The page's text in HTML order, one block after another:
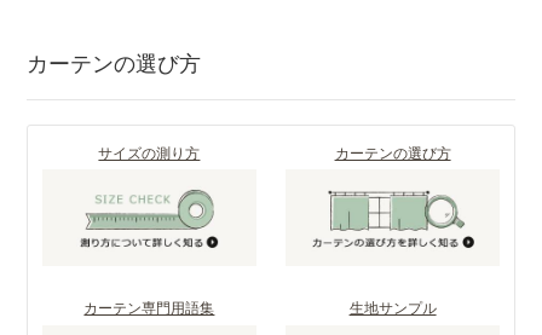
カーテンの選び方
サイズの測り方 カーテンの選び方
カーテン専門用語集 生地サンプル